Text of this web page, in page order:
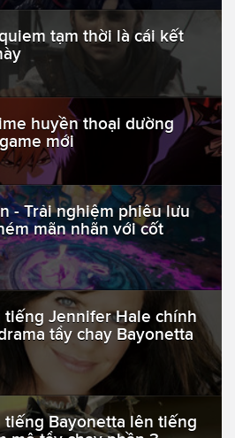
tạm thời là cái kết
huyền thoại dường
mới
- Trải nghiệm phiêu lưu
mãn nhãn với cốt
Jennifer Hale chính
tẩy chay Bayonetta
Bayonetta lên tiếng